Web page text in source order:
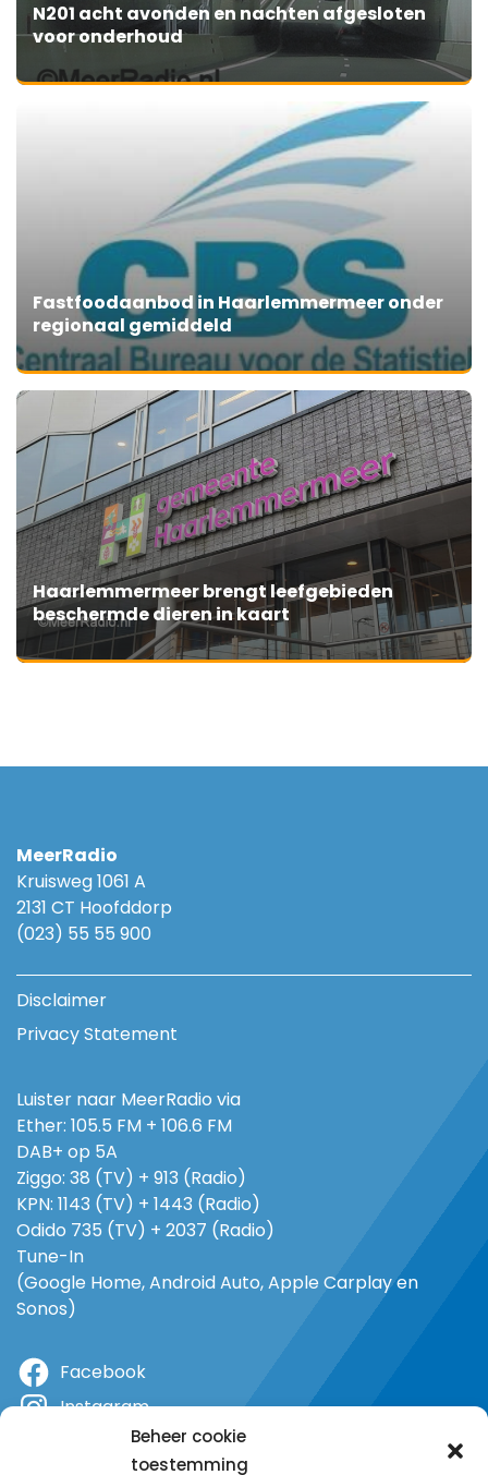
Beheer cookie
toestemming
N201 acht avonden en nachten afgesloten
voor onderhoud
Fastfoodaanbod in Haarlemmermeer onder
regionaal gemiddeld
Haarlemmermeer brengt leefgebieden
beschermde dieren in kaart
MeerRadio
Kruisweg 1061 A
2131 CT Hoofddorp
(023) 55 55 900
Disclaimer
Privacy Statement
Luister naar MeerRadio via
Ether: 105.5 FM + 106.6 FM
DAB+ op 5A
Ziggo: 38 (TV) + 913 (Radio)
KPN: 1143 (TV) + 1443 (Radio)
Odido 735 (TV) + 2037 (Radio)
Tune-In
(Google Home, Android Auto, Apple Carplay en
Sonos)
Facebook
Instagram